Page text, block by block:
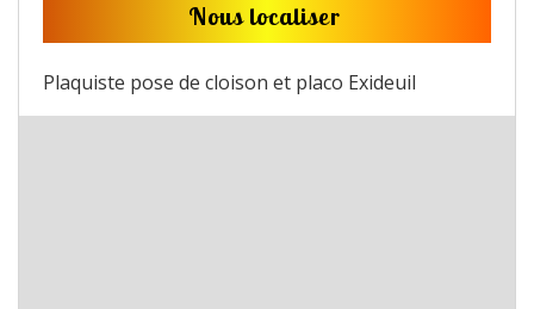
Nous localiser
Plaquiste pose de cloison et placo Exideuil